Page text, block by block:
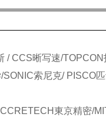
CCS晰写速/
索尼克/ PISCO
東京精密/